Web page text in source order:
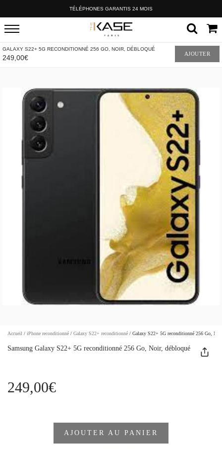
TÉLÉPHONES GARANTIS 24 MOIS
GALAXY S22+ 5G RECONDITIONNÉ 256 GO, NOIR, DÉBLOQUÉ
249,00€ AJOUTER
Accueil / iPhone reconditionné / Galaxy S22+ reconditionné / Galaxy S22+ 5G reconditionné 256 Go,
Samsung Galaxy S22+ 5G reconditionné 256 Go, Noir, débloqué
249,00€
AJOUTER AU PANIER